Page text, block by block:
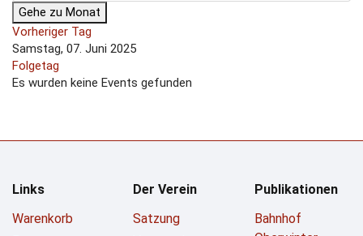
Gehe zu Monat
Vorheriger Tag
Samstag, 07. Juni 2025
Folgetag
Es wurden keine Events gefunden
Links
Warenkorb
Der Verein
Satzung
Publikationen
Bahnhof